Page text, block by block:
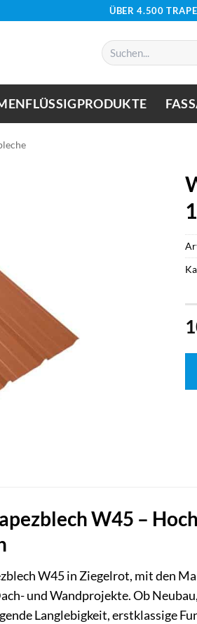
ÜBER 4.500
Suchen
nach:
W45 –
W45 in Ziegelrot, mit den
und Wandprojekte. Ob
Langlebigkeit, erstklassige